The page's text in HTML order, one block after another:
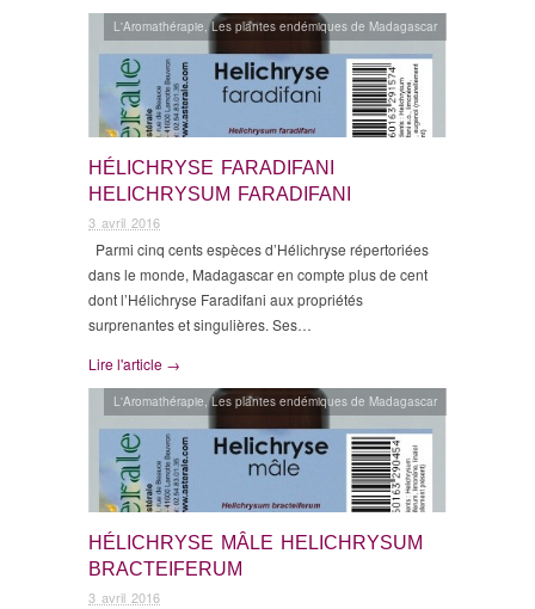
HÉLICHRYSE FARADIFANI
HELICHRYSUM FARADIFANI
3 avril 2016
L'Aromathérapie ,Les plantes endémiques de Madagascar
Parmi cinq cents espèces d’Hélichryse répertoriées
dans le monde, Madagascar en compte plus de cent
dont l’Hélichryse Faradifani aux propriétés
surprenantes et singulières. Ses…
Lire l'article →
HÉLICHRYSE MÂLE HELICHRYSUM
BRACTEIFERUM
3 avril 2016
L'Aromathérapie ,Les plantes endémiques de Madagascar